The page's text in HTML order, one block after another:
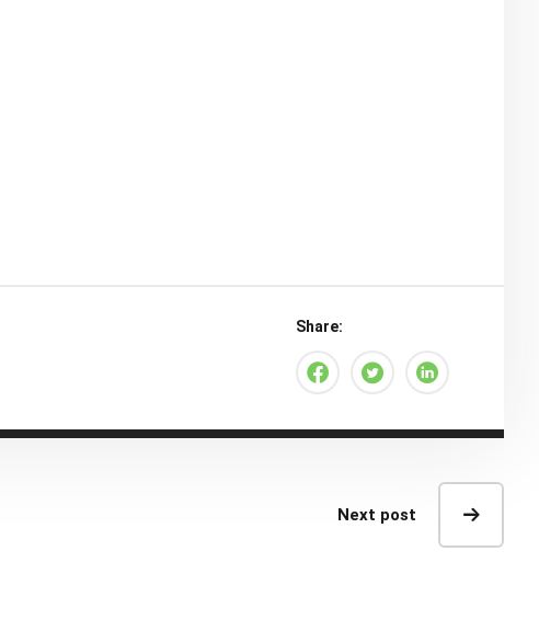
Share:
Next post